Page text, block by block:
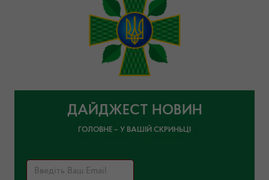
ДАЙДЖЕСТ НОВИН
ГОЛОВНЕ – У ВАШІЙ СКРИНЬЦІ